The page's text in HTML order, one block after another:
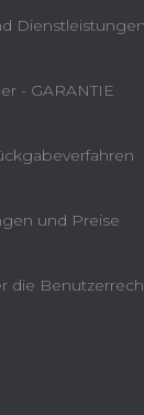
Dienstleistungen
- GARANTIE
und Preise
die